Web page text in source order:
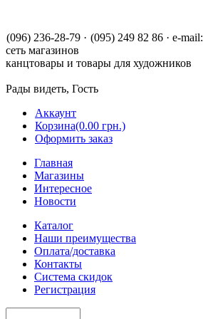
(096) 236-28-79 · (095) 249 82 86 · e-mail:
сеть магазинов
канцтовары и товары для художников
Рады видеть, Гость
Аккаунт
Корзина(0.00 грн.)
Оформить заказ
Главная
Магазины
Интересное
Новости
Каталог
Наши преимущества
Оплата/доставка
Контакты
Система скидок
Регистрация